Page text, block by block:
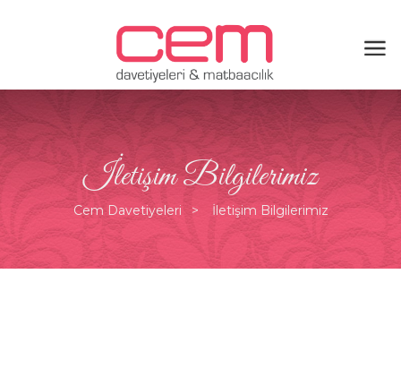
İletişim Bilgilerimiz
Cem Davetiyeleri İletişim Bilgilerimiz